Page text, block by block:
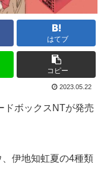
はてブ
コピー
2023.05.22
ドボックスNTが発売
伊地知虹夏の4種類